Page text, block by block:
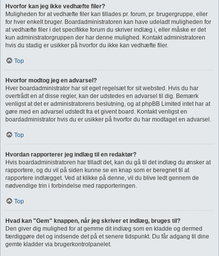
Hvorfor kan jeg ikke vedhæfte filer?
Muligheden for at vedhæfte filer kan tillades pr. forum, pr. brugergruppe, eller
for hver enkelt bruger. Boardadministratoren kan have udeladt muligheden for
at vedhæfte filer i det specifikke forum du skriver indlæg i, eller måske er det
kun administratorgruppen der har denne mulighed. Kontakt administratoren
hvis du stadig er usikker på hvorfor du ikke kan vedhæfte filer.
Top
Hvorfor modtog jeg en advarsel?
Hver boardadministrator har sit eget regelsæt for sit websted. Hvis du har
overtrådt en af disse regler, kan der udstedes en advarsel til dig. Bemærk
venligst at det er administratorens beslutning, og at phpBB Limited intet har at
gøre med en advarsel udstedt fra et givent board. Kontakt venligst en
boardadministrator hvis du er usikker på hvorfor du har modtaget en advarsel.
Top
Hvordan rapporterer jeg indlæg til en redaktør?
Hvis boardadministratoren har tilladt det, kan du gå til det indlæg du ønsker at
rapportere, og du vil på siden kunne se en knap som er beregnet til at
rapportere indlægget. Ved at klikke på denne, vil du blive ledt gennem de
nødvendige trin i forbindelse med rapporteringen.
Top
Hvad kan "Gem" knappen, når jeg skriver et indlæg, bruges til?
Den giver dig mulighed for at gemme dit indlæg som en kladde og dermed
færdiggøre det og indsende det på et senere tidspunkt. Du får adgang til dine
gemte kladder via brugerkontrolpanelet.